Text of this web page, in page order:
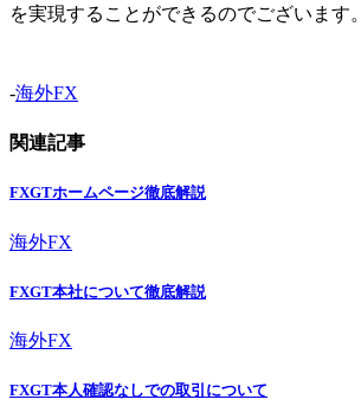
を実現することができるのでございます。
-海外FX
関連記事
FXGTホームページ徹底解説
海外FX
FXGT本社について徹底解説
海外FX
FXGT本人確認なしでの取引について